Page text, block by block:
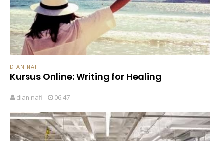
DIAN NAFI
Kursus Online: Writing for Healing
dian nafi 06.47